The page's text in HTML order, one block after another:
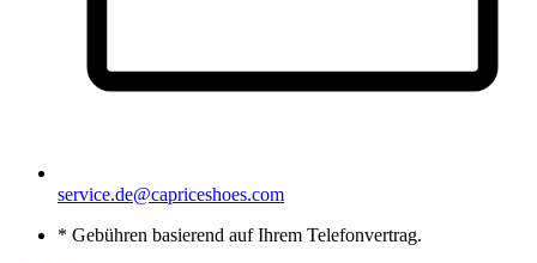
service.de@capriceshoes.com
* Gebühren basierend auf Ihrem Telefonvertrag.